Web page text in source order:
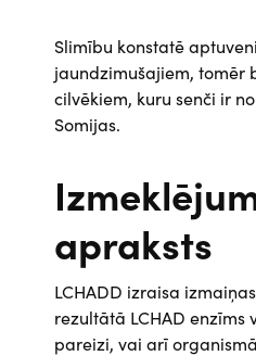
Slimību konstatē
jaundzimušajiem, tomēr
cilvēkiem, kuru senči ir
Somijas.
apraksts
LCHADD izraisa izmaiņas
rezultātā LCHAD enzīms
pareizi, vai arī